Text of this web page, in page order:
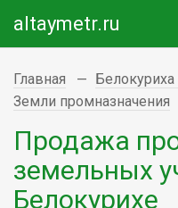
altaymetr.ru
Главная
Земли промназначения
Продажа
земельных
Белокурихе